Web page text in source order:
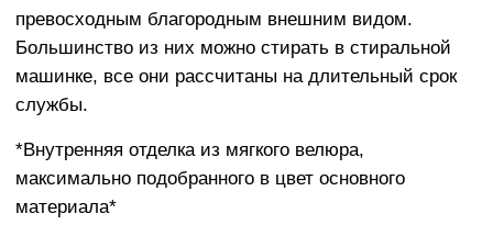
ПРИЯТНАЯ К ТЕЛУ И